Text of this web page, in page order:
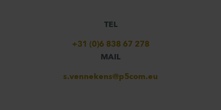
TEL
+31 (0)6 838 67 278
MAIL
s.vennekens@p5com.eu